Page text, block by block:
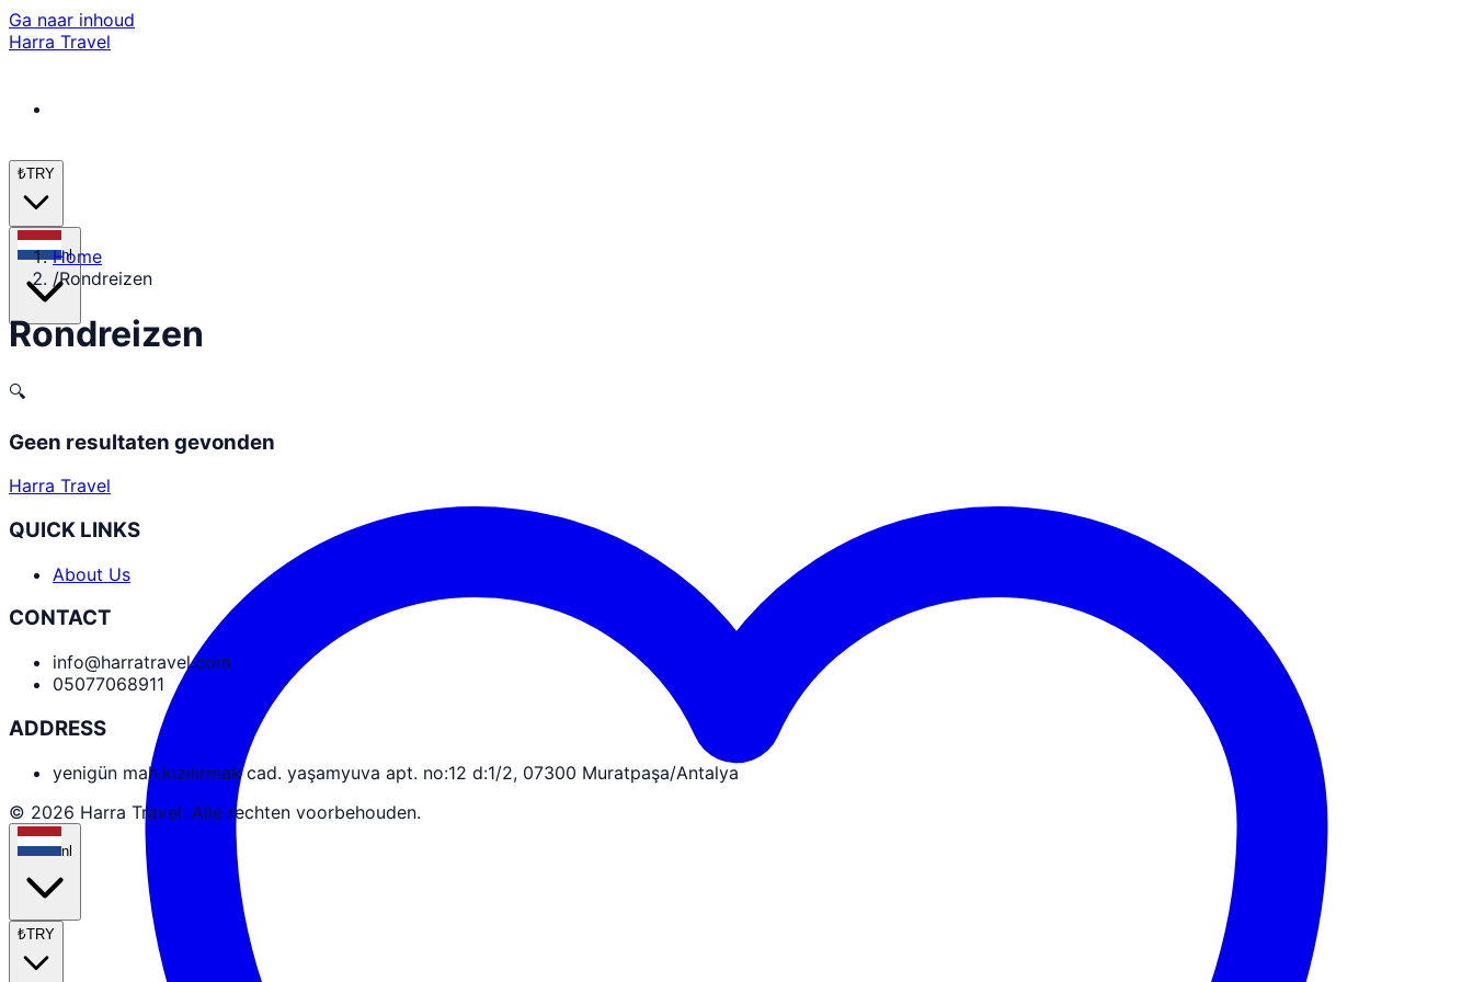
Ga naar inhoud
Harra Travel
₺TRY
nl
Home
/Rondreizen
Rondreizen
🔍
Geen resultaten gevonden
Harra Travel
QUICK LINKS
About Us
CONTACT
info@harratravel.com
05077068911
ADDRESS
yenigün mah.kızılırmak cad. yaşamyuva apt. no:12 d:1/2, 07300 Muratpaşa/Antalya
© 2026 Harra Travel. Alle rechten voorbehouden.
nl
₺TRY